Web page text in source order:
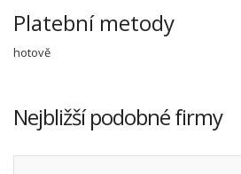
Platební metody
hotově
Nejbližší podobné firmy